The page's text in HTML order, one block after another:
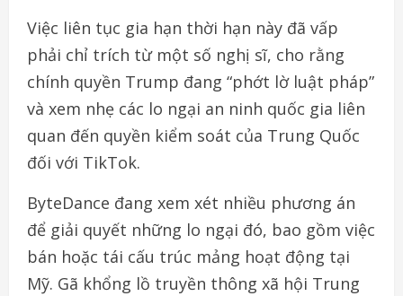
Việc liên tục gia hạn thời hạn này đã vấp
phải chỉ trích từ một số nghị sĩ, cho rằng
chính quyền Trump đang “phớt lờ luật pháp”
và xem nhẹ các lo ngại an ninh quốc gia liên
quan đến quyền kiểm soát của Trung Quốc
đối với TikTok.
ByteDance đang xem xét nhiều phương án
để giải quyết những lo ngại đó, bao gồm việc
bán hoặc tái cấu trúc mảng hoạt động tại
Mỹ. Gã khổng lồ truyền thông xã hội Trung